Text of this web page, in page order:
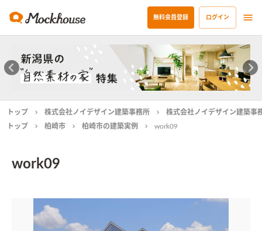
無料会員登録 ログイン
トップ 株式会社ノイデザイン建築事務所
株式会社ノイデザイン建築事
トップ
柏崎市 柏崎市の建築実例 work09
work09